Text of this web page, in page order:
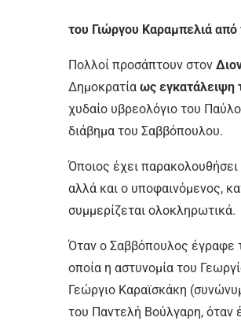
του Γιώργου Καραμπελιά από
Πολλοί προσάπτουν στον
Δημοκρατία ως εγκατάλειψη
χυδαίο υβρεολόγιο του
διάβημα του Σαββόπουλου.
Όποιος έχει
αλλά και ο υποφαινόμενος,
συμμερίζεται ολοκληρωτικά.
Όταν ο Σαββόπουλος έγραφε
οποία η αστυνομία του
Γεώργιο Καραϊσκάκη
του Παντελή Βούλγαρη, όταν